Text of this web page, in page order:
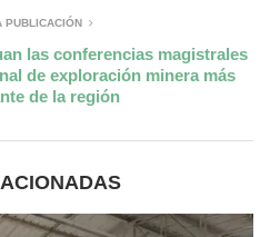
PUBLICACIÓN
las conferencias magistrales
de exploración minera más
de la región